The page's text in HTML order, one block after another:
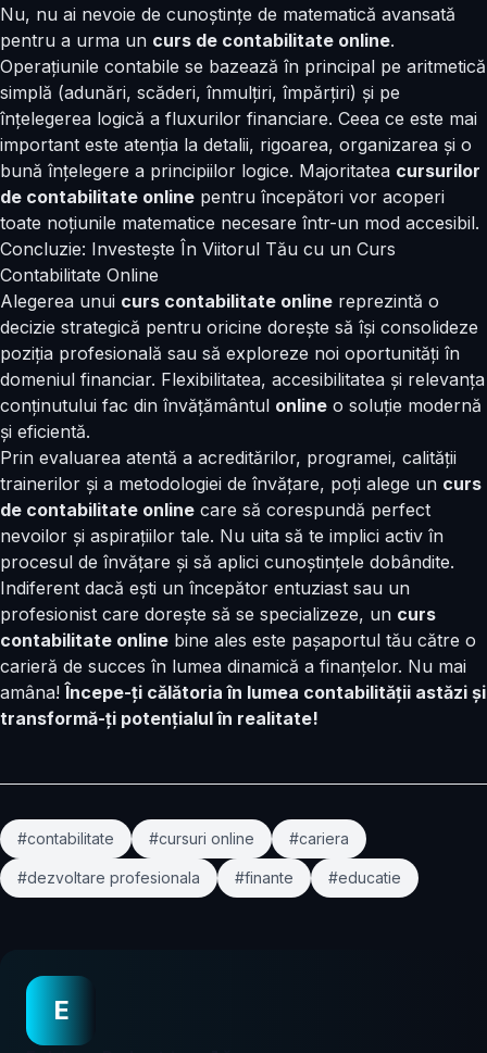
Nu, nu ai nevoie de cunoștințe de matematică avansată
pentru a urma un curs de contabilitate online.
Operațiunile contabile se bazează în principal pe aritmetică
simplă (adunări, scăderi, înmulțiri, împărțiri) și pe
înțelegerea logică a fluxurilor financiare. Ceea ce este mai
important este atenția la detalii, rigoarea, organizarea și o
bună înțelegere a principiilor logice. Majoritatea cursurilor
de contabilitate online pentru începători vor acoperi
toate noțiunile matematice necesare într-un mod accesibil.
Concluzie: Investește În Viitorul Tău cu un Curs
Contabilitate Online
Alegerea unui curs contabilitate online reprezintă o
decizie strategică pentru oricine dorește să își consolideze
poziția profesională sau să exploreze noi oportunități în
domeniul financiar. Flexibilitatea, accesibilitatea și relevanța
conținutului fac din învățământul online o soluție modernă
și eficientă.
Prin evaluarea atentă a acreditărilor, programei, calității
trainerilor și a metodologiei de învățare, poți alege un curs
de contabilitate online care să corespundă perfect
nevoilor și aspirațiilor tale. Nu uita să te implici activ în
procesul de învățare și să aplici cunoștințele dobândite.
Indiferent dacă ești un începător entuziast sau un
profesionist care dorește să se specializeze, un curs
contabilitate online bine ales este pașaportul tău către o
carieră de succes în lumea dinamică a finanțelor. Nu mai
amâna! Începe-ți călătoria în lumea contabilității astăzi și
transformă-ți potențialul în realitate!
#contabilitate #cursuri online #cariera
#dezvoltare profesionala #finante #educatie
E